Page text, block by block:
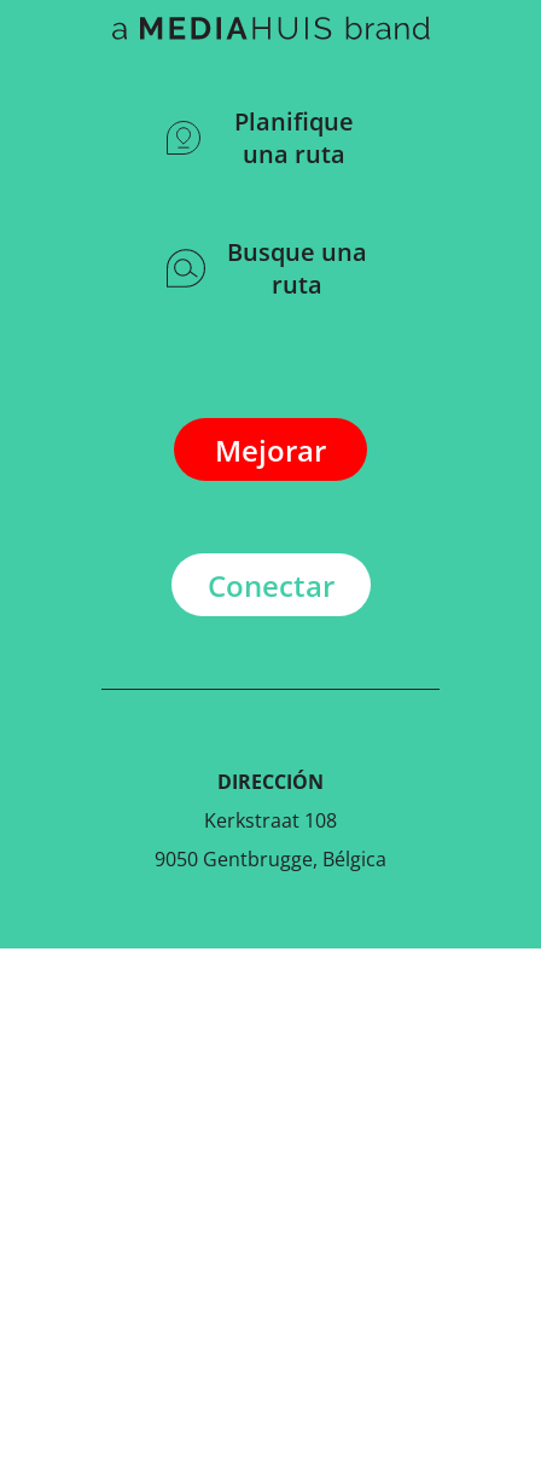
Planifique
una ruta
Busque una
ruta
Mejorar
Conectar
DIRECCIÓN
Kerkstraat 108
9050 Gentbrugge, Bélgica